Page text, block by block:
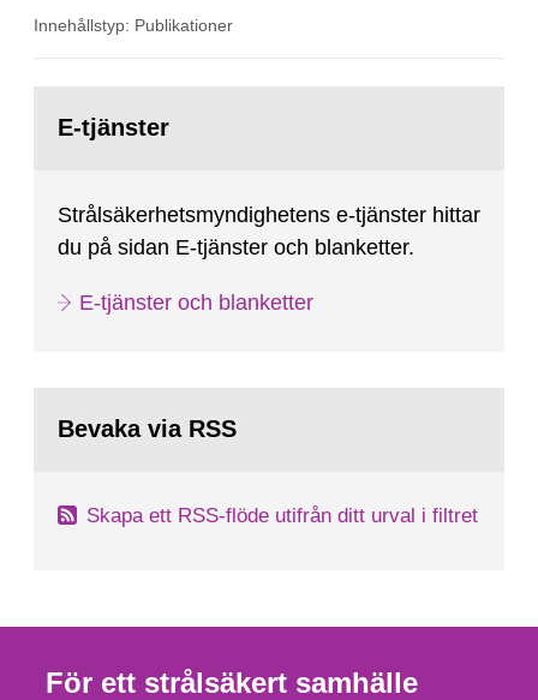
Innehållstyp: Publikationer
sida:E-tjänster
Strålsäkerhetsmyndighetens e-tjänster hittar
du på sidan E-tjänster och blanketter.
E-tjänster och blanketter
Bevaka via RSS
Skapa ett RSS-flöde utifrån ditt urval i filtret
För ett strålsäkert samhälle